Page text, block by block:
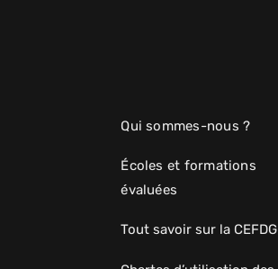
Qui sommes-nous ?
Écoles et formations
évaluées
Tout savoir sur la CEFDG